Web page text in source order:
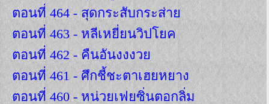
ตอนที่ 464 - สุดกระสับกระส่าย
ตอนที่ 463 - หลีเหยี่ยนวิปโยค
ตอนที่ 462 - คืนอันงงงวย
ตอนที่ 461 - ศึกชี้ชะตาเฮยหยาง
ตอนที่ 460 - หน่วยเฟยซิ่นตอกลิ่ม